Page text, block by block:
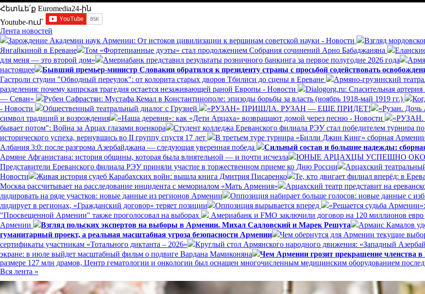
Հետևե՛ք Euromedia24-ին
Youtube-ում`
Лента новостей
Зарождение Академии наук Армении: От истоков цивилизации к вершинам советской науки - Новости
Взгляд
Янгайкиной в Ереване
Том «Фортепианные дуэты» стал продолжением Собрания сочинений Арно Бабаджаняна
для меня — это второй дом»
Америабанк представил результаты розничного банкинга за первое полугодие 2026 года
настоящее
Бывший премьер-министр Словакии обратился к президенту страны с просьбой содействовать
Гастроли студии "Обводный переулок": от колорита старых дворов Тбилиси до сцены в Ереване
Армяно-грузинский
разделения: почему кипрская трагедия остается незаживающей раной Европы - Новости
Dialogorg.ru: Спасительная
— Севан»
Рубен Сафрастян: Мустафа Кемал в Константинополе: эпизоды борьбы за власть (ноябрь 1918-май 1919 гг.)
- Новости
Общественный театральный диалог с Грузией «РУЗАН» ПРИШЛА. РУЗАН — ЕЩЕ ПРИДЕТ! «Рузан. Дочь
символ традиций и возрождения
«Наша деревня»: как «Дети Арцаха» возвращают домой через песню - Новости
бывает потом": Война за Арцах глазами военкора
Студент колледжа Ереванского филиала РЭУ стал победителем турнира
исторического успеха, вернувшись во II группу спустя 17 лет
В третьем туре турнира «Билли Джин Кинг» сборная
Албания 3:0: после разгрома Азербайджана — следующая уверенная победа
Сильный состав и большие надежды:
Армяне Афганистана: история общины, которая была влиятельной — и почти исчезла
ЮНЫЕ АРЦАХЦЫ УСПЕШНО
Представители Ереванского филиала РЭУ приняли участие в торжественном приеме ко Дню России
Арцахский
Новости
Живая история судеб Карабахских войн: вышла книга Дмитрия Писаренко
Те, кто двигает филиал вперёд: в
Москва рассчитывает на расследование инцидента с мемориалом «Мать Армения»
Арцахский театр представит на
лидировать на ряде участков: новые данные из регионов Армении
Оппозиция набирает больше голосов: новые данные с
лидирует в регионах, «Гражданский договор» теряет позиции
Оппозиция вырывается вперед «Решается судьба
"Просвещенной Армении" также проголосовал на выборах
Америабанк и FMO заключили договор на 120 миллионов
Армении
Взгляд польских экспертов на выборы в Армении. Михал Садловский и Марек Решута Армаис Камалов
гуманитарный проект, а реальная масштабная угроза безопасности Армении
Чем обернутся для Армении текущие
сертификаты участникам «Тотального диктанта – 2026»
Круглый стол Армянского народного движения: «Западный
экране: в июле выйдет масштабный фильм о подвиге Вардана Мамиконяна
Чем Армении грозит прекращение членства
размере 127 млн драмов, Центр гематологии и онкологии был оснащен многочисленным медицинским оборудованием
Вся лента »